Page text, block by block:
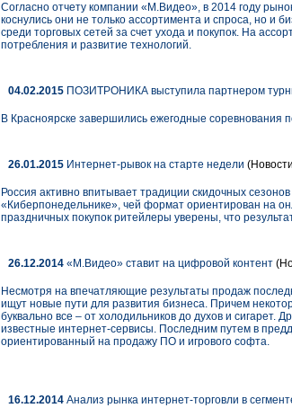
Согласно отчету компании «М.Видео», в 2014 году
коснулись они не только ассортимента и спроса, но и
среди торговых сетей за счет ухода и покупок. На
потребления и развитие технологий.
04.02.2015 ПОЗИТРОНИКА выступила партнером
В Красноярске завершились ежегодные соревнования
26.01.2015 Интернет-рывок на старте недели
Россия активно впитывает традиции скидочных
«Киберпонедельнике», чей формат ориентирован на
праздничных покупок ритейлеры уверены, что
26.12.2014 «М.Видео» ставит на цифровой контент
Несмотря на впечатляющие результаты продаж
ищут новые пути для развития бизнеса. Причем
буквально все – от холодильников до духов и
известные интернет-сервисы. Последним путем в
ориентированный на продажу ПО и игрового софта.
16.12.2014 Анализ рынка интернет-торговли в